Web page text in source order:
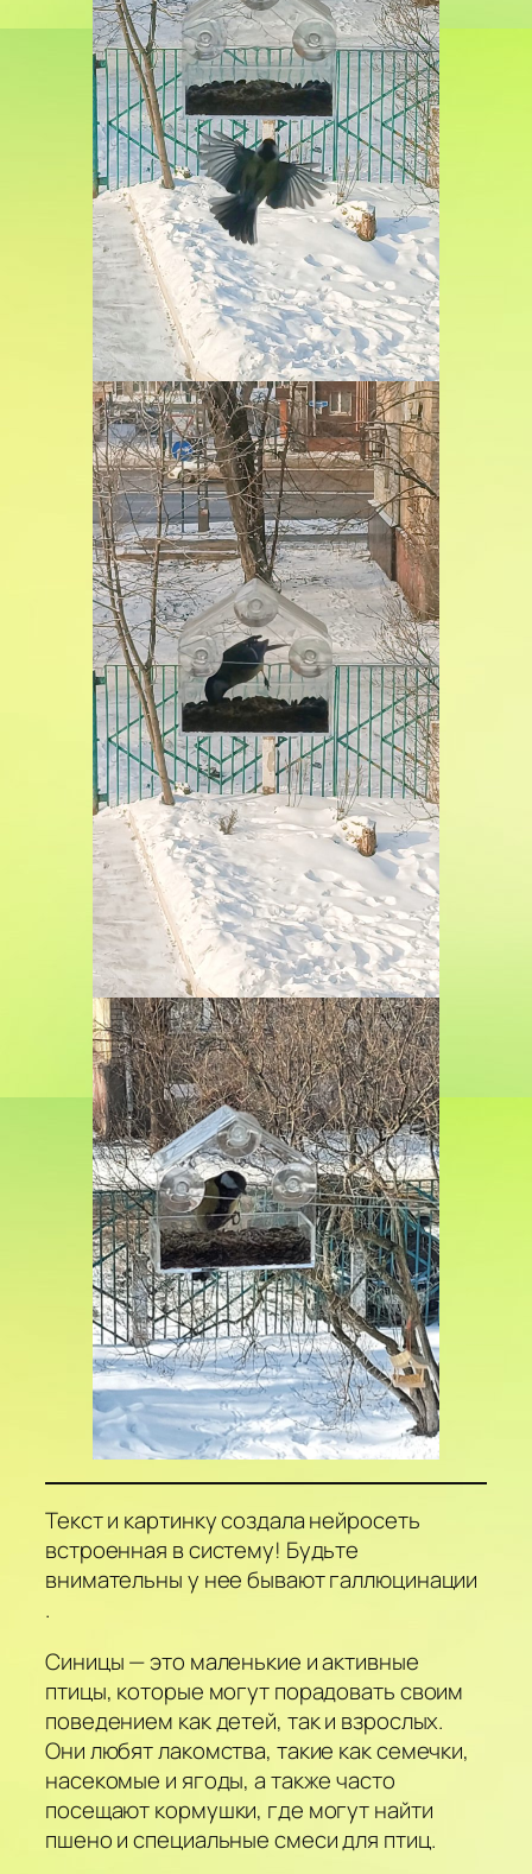
Текст и картинку создала нейросеть
встроенная в систему! Будьте
внимательны у нее бывают галлюцинации
.
Синицы — это маленькие и активные
птицы, которые могут порадовать своим
поведением как детей, так и взрослых.
Они любят лакомства, такие как семечки,
насекомые и ягоды, а также часто
посещают кормушки, где могут найти
пшено и специальные смеси для птиц.